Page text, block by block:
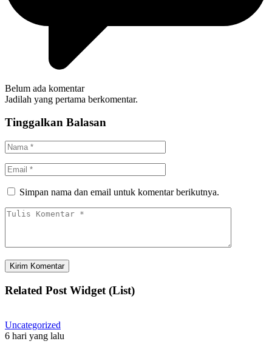
Belum ada komentar
Jadilah yang pertama berkomentar.
Tinggalkan Balasan
Simpan nama dan email untuk komentar berikutnya.
Related Post Widget (List)
Uncategorized
6 hari yang lalu